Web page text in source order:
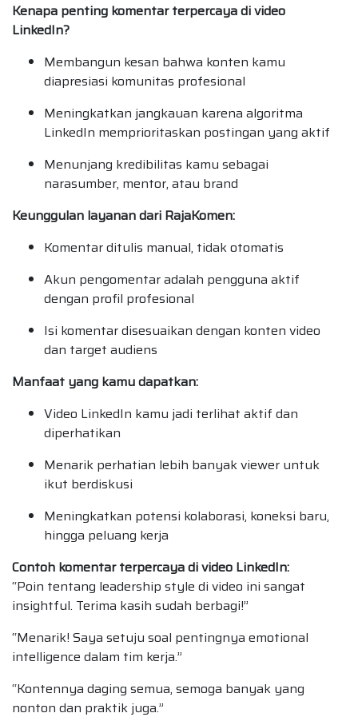
Kenapa penting komentar terpercaya di video
LinkedIn?
Membangun kesan bahwa konten kamu
diapresiasi komunitas profesional
Meningkatkan jangkauan karena algoritma
LinkedIn memprioritaskan postingan yang aktif
Menunjang kredibilitas kamu sebagai
narasumber, mentor, atau brand
Keunggulan layanan dari RajaKomen:
Komentar ditulis manual, tidak otomatis
Akun pengomentar adalah pengguna aktif
dengan profil profesional
Isi komentar disesuaikan dengan konten video
dan target audiens
Manfaat yang kamu dapatkan:
Video LinkedIn kamu jadi terlihat aktif dan
diperhatikan
Menarik perhatian lebih banyak viewer untuk
ikut berdiskusi
Meningkatkan potensi kolaborasi, koneksi baru,
hingga peluang kerja
Contoh komentar terpercaya di video LinkedIn:
“Poin tentang leadership style di video ini sangat
insightful. Terima kasih sudah berbagi!”
“Menarik! Saya setuju soal pentingnya emotional
intelligence dalam tim kerja.”
“Kontennya daging semua, semoga banyak yang
nonton dan praktik juga.”